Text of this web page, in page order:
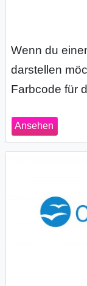
Wenn du
darstellen
Farbcode für
Ansehen